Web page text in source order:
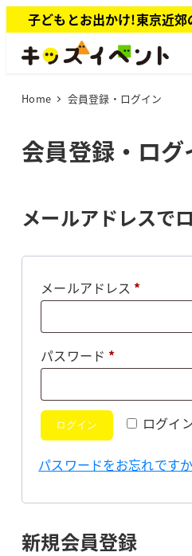
イ
子どもとお出かけ!東京近
Home 会員登録・ログイン
会員登録・ログ
メールアドレスで
メールアドレス *必
パスワード *必
ログイ
ログイン
パスワードをお忘れです
新規会員登録